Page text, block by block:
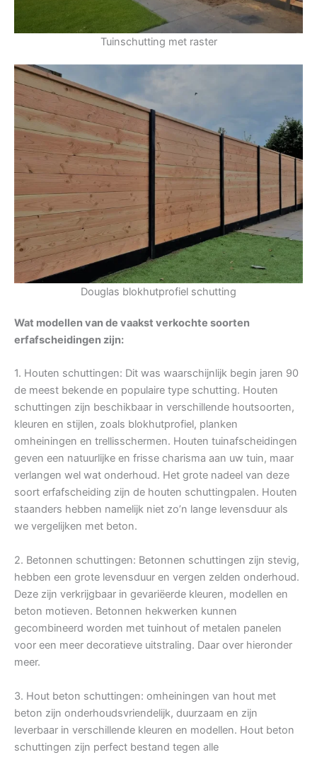
Tuinschutting met raster
Douglas blokhutprofiel schutting
Wat modellen van de vaakst verkochte soorten
erfafscheidingen zijn:
1. Houten schuttingen: Dit was waarschijnlijk begin jaren 90
de meest bekende en populaire type schutting. Houten
schuttingen zijn beschikbaar in verschillende houtsoorten,
kleuren en stijlen, zoals blokhutprofiel, planken
omheiningen en trellisschermen. Houten tuinafscheidingen
geven een natuurlijke en frisse charisma aan uw tuin, maar
verlangen wel wat onderhoud. Het grote nadeel van deze
soort erfafscheiding zijn de houten schuttingpalen. Houten
staanders hebben namelijk niet zo’n lange levensduur als
we vergelijken met beton.
2. Betonnen schuttingen: Betonnen schuttingen zijn stevig,
hebben een grote levensduur en vergen zelden onderhoud.
Deze zijn verkrijgbaar in gevariëerde kleuren, modellen en
beton motieven. Betonnen hekwerken kunnen
gecombineerd worden met tuinhout of metalen panelen
voor een meer decoratieve uitstraling. Daar over hieronder
meer.
3. Hout beton schuttingen: omheiningen van hout met
beton zijn onderhoudsvriendelijk, duurzaam en zijn
leverbaar in verschillende kleuren en modellen. Hout beton
schuttingen zijn perfect bestand tegen alle